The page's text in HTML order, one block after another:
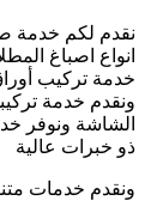
نقدم لكم خدمة
انواع اصباغ
خدمة تركيب
ونقدم خدمة
الشاشة ونوفر
ذو خبرات عالية
ونقدم خدمات